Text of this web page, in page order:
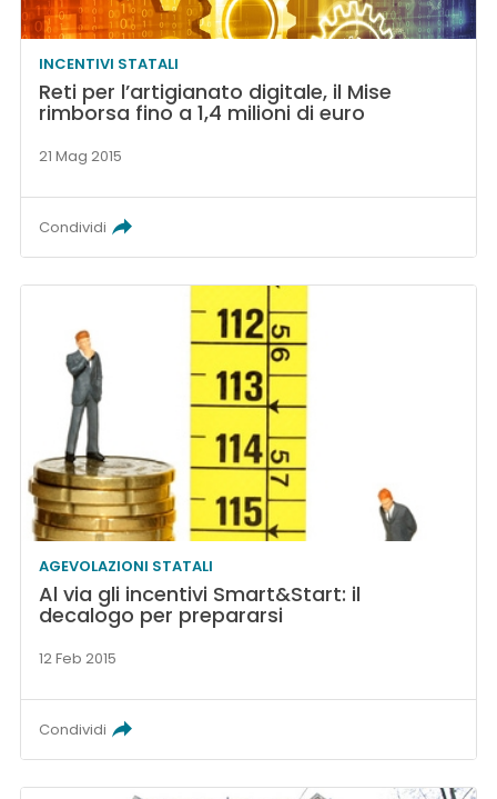
INCENTIVI STATALI
Reti per l’artigianato digitale, il Mise
rimborsa fino a 1,4 milioni di euro
21 Mag 2015
Condividi
AGEVOLAZIONI STATALI
Al via gli incentivi Smart&Start: il
decalogo per prepararsi
12 Feb 2015
Condividi